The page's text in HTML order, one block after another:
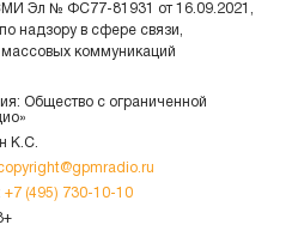
Эл № ФС77-81931 от 16.09.2021,
надзору в сфере связи,
коммуникаций
Общество с ограниченной
К.С.
+7 (495) 730-10-10